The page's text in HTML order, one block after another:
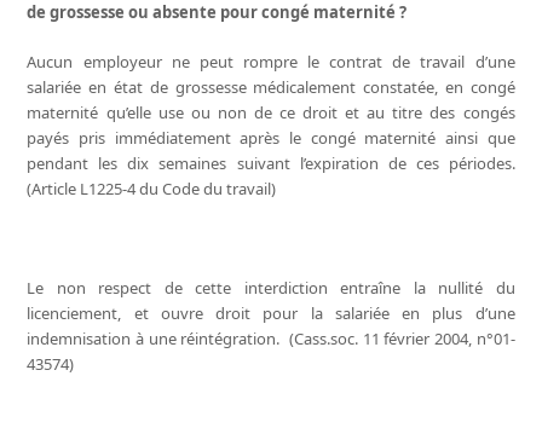
de grossesse ou absente pour congé maternité ?
Aucun employeur ne peut rompre le contrat de travail d’une
salariée en état de grossesse médicalement constatée, en congé
maternité qu’elle use ou non de ce droit et au titre des congés
payés pris immédiatement après le congé maternité ainsi que
pendant les dix semaines suivant l’expiration de ces périodes.
(Article L1225-4 du Code du travail)
Le non respect de cette interdiction entraîne la nullité du
licenciement, et ouvre droit pour la salariée en plus d’une
indemnisation à une réintégration. (Cass.soc. 11 février 2004, n°01-
43574)